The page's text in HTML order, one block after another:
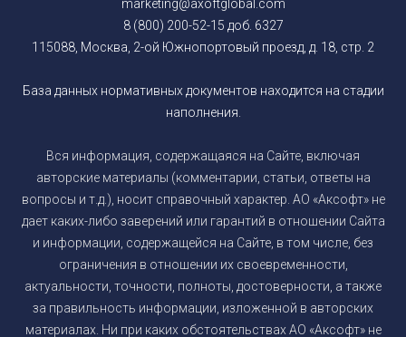
marketing@axoftglobal.com
8 (800) 200-52-15 доб. 6327
115088, Москва, 2-ой Южнопортовый проезд, д. 18, стр. 2
База данных нормативных документов находится на стадии
наполнения.
Вся информация, содержащаяся на Сайте, включая
авторские материалы (комментарии, статьи, ответы на
вопросы и т.д.), носит справочный характер. АО «Аксофт» не
дает каких-либо заверений или гарантий в отношении Сайта
и информации, содержащейся на Сайте, в том числе, без
ограничения в отношении их своевременности,
актуальности, точности, полноты, достоверности, а также
за правильность информации, изложенной в авторских
материалах. Ни при каких обстоятельствах АО «Аксофт» не